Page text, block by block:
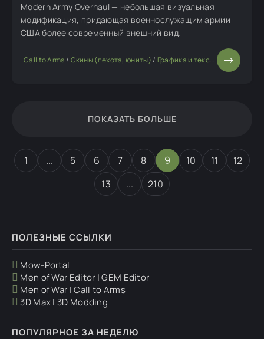
Modern Army Overhaul — небольшая визуальная
модификация, придающая военнослужащим армии
США более современный внешний вид.
Call to Arms / Скины (пехота, юниты) / Графика и текстуры
ПОКАЗАТЬ БОЛЬШЕ
1 ... 5 6 7 8 9 10 11
12
13
... 210
ПОЛЕЗНЫЕ ССЫЛКИ
Mow-Portal
Men of War Editor | GEM Editor
Men of War | Call to Arms
3D Max | 3D Modding
ПОПУЛЯРНОЕ ЗА НЕДЕЛЮ